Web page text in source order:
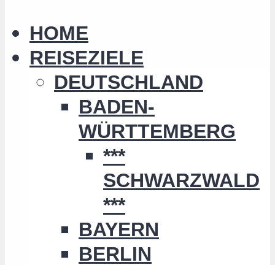
HOME
REISEZIELE
DEUTSCHLAND
BADEN-
WÜRTTEMBERG
***
SCHWARZWALD
***
BAYERN
BERLIN